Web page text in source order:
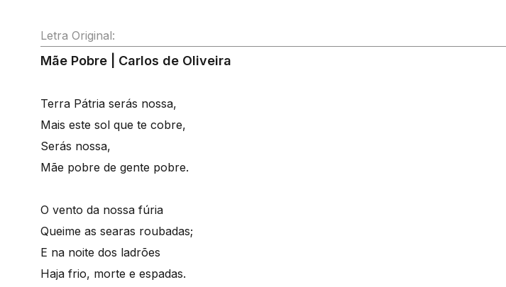
Letra Original:
Mãe Pobre | Carlos de Oliveira
Terra Pátria serás nossa,
Mais este sol que te cobre,
Serás nossa,
Mãe pobre de gente pobre.
O vento da nossa fúria
Queime as searas roubadas;
E na noite dos ladrões
Haja frio, morte e espadas.